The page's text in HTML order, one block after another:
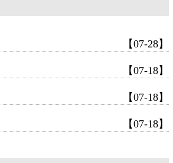
【07-28】
【07-18】
【07-18】
【07-18】